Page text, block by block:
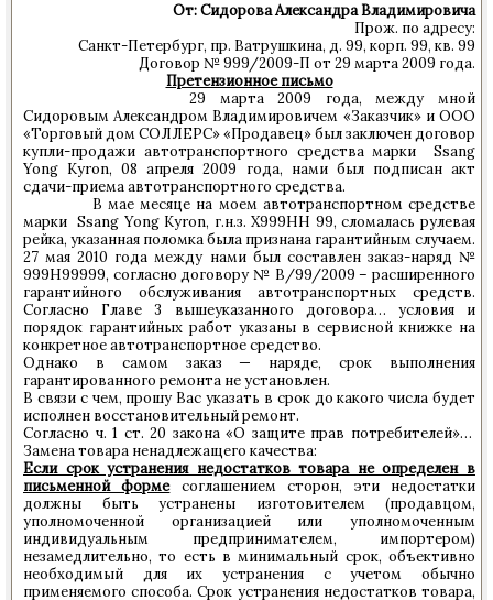
От: Сидорова Александра Владимировича
Прож. по адресу:
Санкт-Петербург, пр. Ватрушкина, д. 99, корп. 99, кв. 99
Договор № 999/2009-П от 29 марта 2009 года.
Претензионное письмо
29 марта 2009 года, между мной
Сидоровым Александром Владимировичем «Заказчик» и ООО
«Торговый дом СОЛЛЕРС» «Продавец» был заключен договор
купли-продажи автотранспортного средства марки Ssang
Yong Kyron, 08 апреля 2009 года, нами был подписан акт
сдачи-приема автотранспортного средства.
В мае месяце на моем автотранспортном средстве
марки Ssang Yong Kyron, г.н.з. Х999НН 99, сломалась рулевая
рейка, указанная поломка была признана гарантийным случаем.
27 мая 2010 года между нами был составлен заказ-наряд №
999H99999, согласно договору № В/99/2009 – расширенного
гарантийного обслуживания автотранспортных средств.
Согласно Главе 3 вышеуказанного договора… условия и
порядок гарантийных работ указаны в сервисной книжке на
конкретное автотранспортное средство.
Однако в самом заказ — наряде, срок выполнения
гарантированного ремонта не установлен.
В связи с чем, прошу Вас указать в срок до какого числа будет
исполнен восстановительный ремонт.
Согласно ч. 1 ст. 20 закона «О защите прав потребителей»…
Замена товара ненадлежащего качества:
Если срок устранения недостатков товара не определен в
письменной формесоглашением сторон, эти недостатки
должны быть устранены изготовителем (продавцом,
уполномоченной организацией или уполномоченным
индивидуальным предпринимателем, импортером)
незамедлительно, то есть в минимальный срок, объективно
необходимый для их устранения с учетом обычно
применяемого способа. Срок устранения недостатков товара,